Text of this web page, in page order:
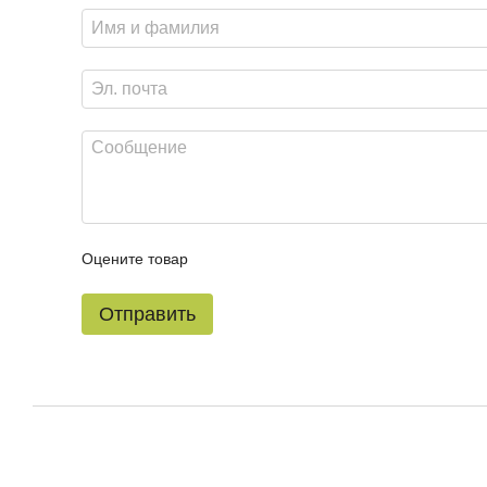
Оцените товар
Отправить